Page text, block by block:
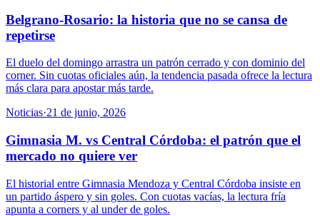
Belgrano-Rosario: la historia que no se cansa de
repetirse
El duelo del domingo arrastra un patrón cerrado y con dominio del
corner. Sin cuotas oficiales aún, la tendencia pasada ofrece la lectura
más clara para apostar más tarde.
Noticias·21 de junio, 2026
Gimnasia M. vs Central Córdoba: el patrón que el
mercado no quiere ver
El historial entre Gimnasia Mendoza y Central Córdoba insiste en
un partido áspero y sin goles. Con cuotas vacías, la lectura fría
apunta a corners y al under de goles.